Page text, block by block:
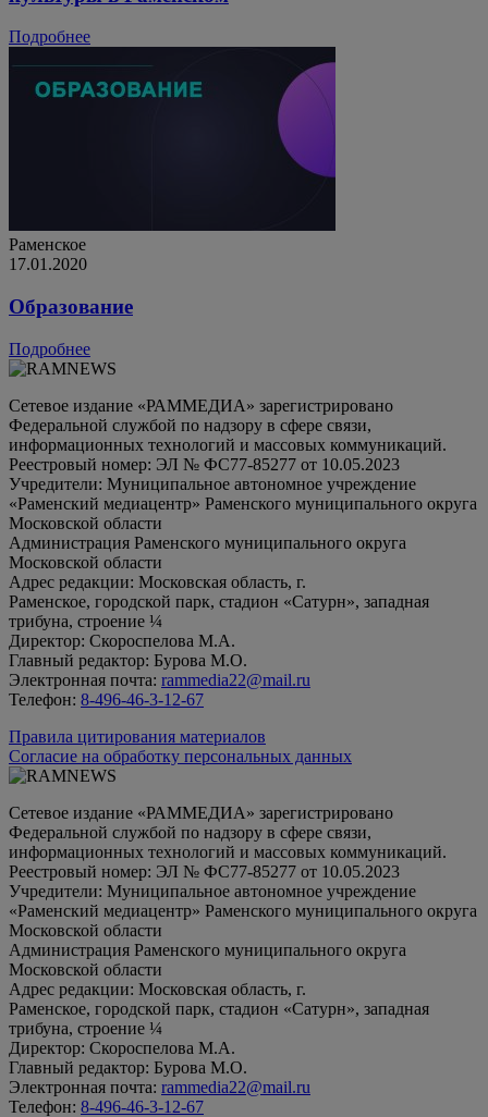
Подробнее
Раменское
17.01.2020
Образование
Подробнее
Сетевое издание «РАММЕДИА» зарегистрировано
Федеральной службой по надзору в сфере связи,
информационных технологий и массовых коммуникаций.
Реестровый номер: ЭЛ № ФС77-85277 от 10.05.2023
Учредители: Муниципальное автономное учреждение
«Раменский медиацентр» Раменского муниципального округа
Московской области
Администрация Раменского муниципального округа
Московской области
Адрес редакции: Московская область, г.
Раменское, городской парк, стадион «Сатурн», западная
трибуна, строение ¼
Директор: Скороспелова М.А.
Главный редактор: Бурова М.О.
Электронная почта: rammedia22@mail.ru
Телефон: 8-496-46-3-12-67
Правила цитирования материалов
Согласие на обработку персональных данных
Сетевое издание «РАММЕДИА» зарегистрировано
Федеральной службой по надзору в сфере связи,
информационных технологий и массовых коммуникаций.
Реестровый номер: ЭЛ № ФС77-85277 от 10.05.2023
Учредители: Муниципальное автономное учреждение
«Раменский медиацентр» Раменского муниципального округа
Московской области
Администрация Раменского муниципального округа
Московской области
Адрес редакции: Московская область, г.
Раменское, городской парк, стадион «Сатурн», западная
трибуна, строение ¼
Директор: Скороспелова М.А.
Главный редактор: Бурова М.О.
Электронная почта: rammedia22@mail.ru
Телефон: 8-496-46-3-12-67